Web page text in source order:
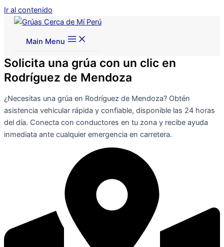
Ir al contenido
Main Menu
Solicita una grúa con un clic en
Rodríguez de Mendoza
¿Necesitas una grúa en Rodríguez de Mendoza? Obtén
asistencia vehicular rápida y confiable, disponible las 24 horas
del día. Conecta con conductores en tu zona y recibe ayuda
inmediata ante cualquier emergencia en carretera.